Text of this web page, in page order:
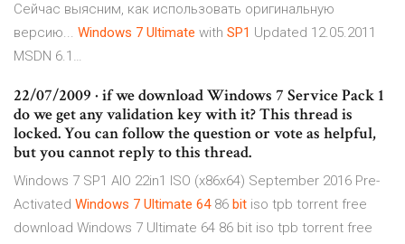
Сейчас выясним, как использовать оригинальную
версию... Windows 7 Ultimate with SP1 Updated 12.05.2011
MSDN 6.1…
22/07/2009 · if we download Windows 7 Service Pack 1
do we get any validation key with it? This thread is
locked. You can follow the question or vote as helpful,
but you cannot reply to this thread.
Windows 7 SP1 AIO 22in1 ISO (x86x64) September 2016 Pre-
Activated Windows 7 Ultimate 6486 bit iso tpb torrent free
download Windows 7 Ultimate 64 86 bit iso tpb torrent free